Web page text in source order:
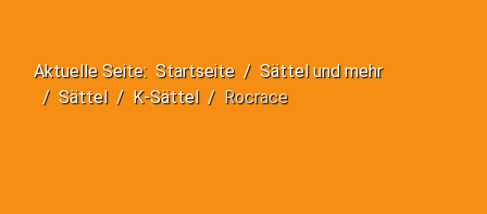
Aktuelle Seite: Startseite
Sättel und mehr
Sättel
K-Sättel Rocrace